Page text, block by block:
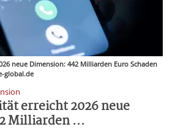
neue Dimension: 442 Milliarden Euro Schaden
global.de
erreicht 2026 neue
Milliarden ...